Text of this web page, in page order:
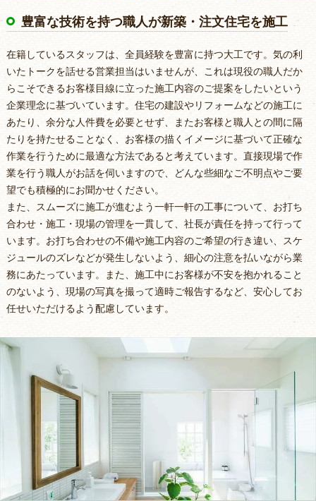
豊富な技術を持つ職人が新築・注文住宅を施工
在籍しているスタッフは、全員経験を豊富に持つ大工です。気の利
いたトークを話せる営業担当はいませんが、これは現役の職人だか
らこそできるお客様目線に立った施工内容のご提案をしたいという
企業理念に基づいています。住宅の建設やリフォームなどの施工に
あたり、余分な人件費を必要とせず、またお客様と職人との間に隔
たりを持たせることなく、お客様の描くイメージに基づいて正確な
作業を行うために最適な方法であると考えています。直接現場で作
業を行う職人がお話を伺いますので、どんな些細なご不明点やご要
望でも積極的にお聞かせください。
また、スムーズに施工が進むよう一軒一軒の工事について、お打ち
合わせ・施工・現場の管理を一貫して、社長が責任を持って行って
います。お打ち合わせの不備や施工内容のご希望の行き違い、スケ
ジュールのズレなどが発生しないよう、細心の注意を払いながら業
務にあたっています。また、施工中にお客様が不安を抱かれること
のないよう、現場の写真を撮って適時ご報告するなど、安心してお
任せいただけるよう配慮しています。